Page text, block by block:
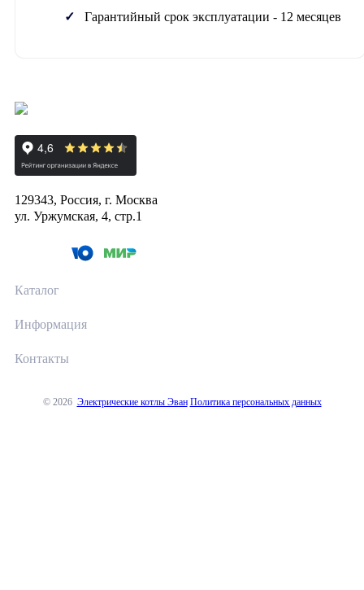
Гарантийный срок эксплуатации - 12 месяцев
129343, Россия, г. Москва
ул. Уржумская, 4, стр.1
Каталог
Информация
Контакты
© 2026 Электрические котлы Эван Политика персональных данных